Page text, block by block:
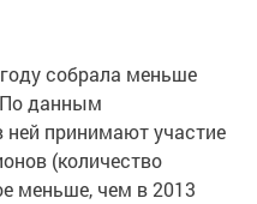
собрала меньше
По данным
ней принимают участие
(количество
меньше, чем в 2013